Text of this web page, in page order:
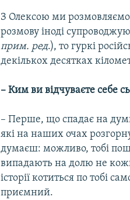
З Олексою ми розмовляємо
розмову іноді
прим. ред.), то гуркі
декількох десятках
– Ким ви відчуваєте себе
– Перше, що спадає на
які на наших очах
думаєш: можливо, тобі
випадають на долю не
історії котиться по тобі
приємний.